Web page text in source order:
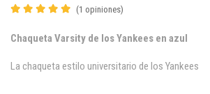
(1 opiniones)
Chaqueta Varsity de los Yankees en azul
La chaqueta estilo universitario de los Yankees